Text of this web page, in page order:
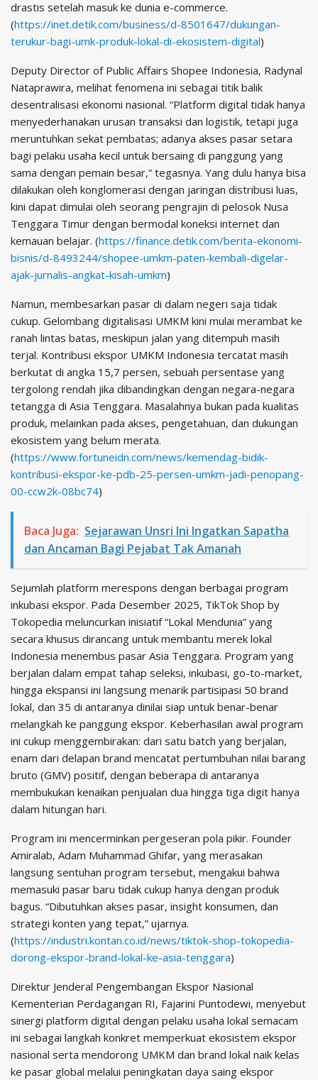
drastis setelah masuk ke dunia e-commerce.
(https://inet.detik.com/business/d-8501647/dukungan-
terukur-bagi-umk-produk-lokal-di-ekosistem-digital)
Deputy Director of Public Affairs Shopee Indonesia, Radynal
Nataprawira, melihat fenomena ini sebagai titik balik
desentralisasi ekonomi nasional. “Platform digital tidak hanya
menyederhanakan urusan transaksi dan logistik, tetapi juga
meruntuhkan sekat pembatas; adanya akses pasar setara
bagi pelaku usaha kecil untuk bersaing di panggung yang
sama dengan pemain besar,” tegasnya. Yang dulu hanya bisa
dilakukan oleh konglomerasi dengan jaringan distribusi luas,
kini dapat dimulai oleh seorang pengrajin di pelosok Nusa
Tenggara Timur dengan bermodal koneksi internet dan
kemauan belajar. (https://finance.detik.com/berita-ekonomi-
bisnis/d-8493244/shopee-umkm-paten-kembali-digelar-
ajak-jurnalis-angkat-kisah-umkm)
Namun, membesarkan pasar di dalam negeri saja tidak
cukup. Gelombang digitalisasi UMKM kini mulai merambat ke
ranah lintas batas, meskipun jalan yang ditempuh masih
terjal. Kontribusi ekspor UMKM Indonesia tercatat masih
berkutat di angka 15,7 persen, sebuah persentase yang
tergolong rendah jika dibandingkan dengan negara-negara
tetangga di Asia Tenggara. Masalahnya bukan pada kualitas
produk, melainkan pada akses, pengetahuan, dan dukungan
ekosistem yang belum merata.
(https://www.fortuneidn.com/news/kemendag-bidik-
kontribusi-ekspor-ke-pdb-25-persen-umkm-jadi-penopang-
00-ccw2k-08bc74)
Baca Juga: Sejarawan Unsri Ini Ingatkan Sapatha
dan Ancaman Bagi Pejabat Tak Amanah
Sejumlah platform merespons dengan berbagai program
inkubasi ekspor. Pada Desember 2025, TikTok Shop by
Tokopedia meluncurkan inisiatif “Lokal Mendunia” yang
secara khusus dirancang untuk membantu merek lokal
Indonesia menembus pasar Asia Tenggara. Program yang
berjalan dalam empat tahap seleksi, inkubasi, go-to-market,
hingga ekspansi ini langsung menarik partisipasi 50 brand
lokal, dan 35 di antaranya dinilai siap untuk benar-benar
melangkah ke panggung ekspor. Keberhasilan awal program
ini cukup menggembirakan: dari satu batch yang berjalan,
enam dari delapan brand mencatat pertumbuhan nilai barang
bruto (GMV) positif, dengan beberapa di antaranya
membukukan kenaikan penjualan dua hingga tiga digit hanya
dalam hitungan hari.
Program ini mencerminkan pergeseran pola pikir. Founder
Amiralab, Adam Muhammad Ghifar, yang merasakan
langsung sentuhan program tersebut, mengakui bahwa
memasuki pasar baru tidak cukup hanya dengan produk
bagus. “Dibutuhkan akses pasar, insight konsumen, dan
strategi konten yang tepat,” ujarnya.
(https://industri.kontan.co.id/news/tiktok-shop-tokopedia-
dorong-ekspor-brand-lokal-ke-asia-tenggara)
Direktur Jenderal Pengembangan Ekspor Nasional
Kementerian Perdagangan RI, Fajarini Puntodewi, menyebut
sinergi platform digital dengan pelaku usaha lokal semacam
ini sebagai langkah konkret memperkuat ekosistem ekspor
nasional serta mendorong UMKM dan brand lokal naik kelas
ke pasar global melalui peningkatan daya saing ekspor